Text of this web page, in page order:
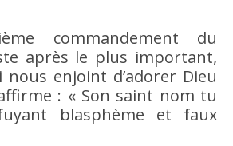
commandement du
après le plus important,
enjoint d’adorer Dieu
: « Son saint nom tu
blasphème et faux